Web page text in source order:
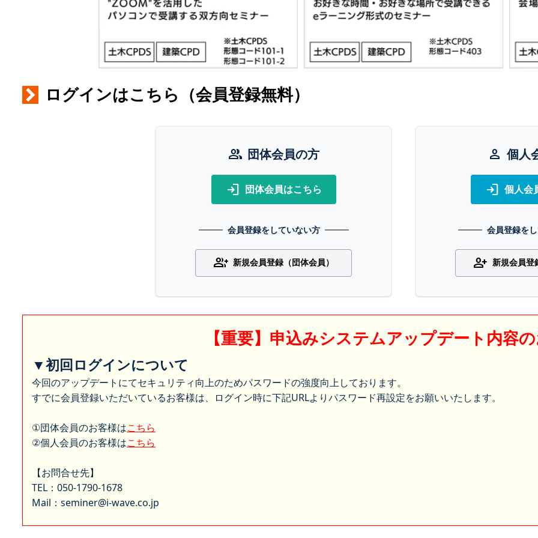
ログインはこちら（会員登録無料）
group 団体会員の方
login 団体会員はこちら
会員登録をしていない方
group_add 新規会員登録（団体会員）
person 個人
login 個人会
会員登録を
person_add 新規会員登
【重要】申込みシステムアップデート内容
▼初回ログインについて
今回のアップデートにてセキュリティ向上のためパスワードの強度向上しております。
すでに会員登録いただいているお客様は、ログイン時に下記URLよりパスワード再設定をお願いいたします。
①団体会員のお客様はこちら
②個人会員のお客様はこちら
【お問合せ先】
TEL：050-1790-1678
Mail：seminer@i-wave.co.jp